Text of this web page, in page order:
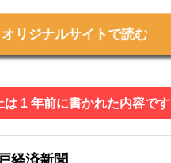
オリジナルサイトで読む
は 1 年前に書かれた内容です
経済新聞